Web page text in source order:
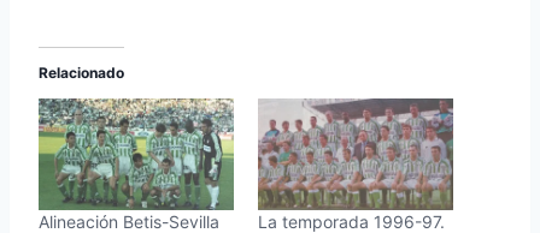
Relacionado
Alineación Betis-Sevilla
La temporada 1996-97.